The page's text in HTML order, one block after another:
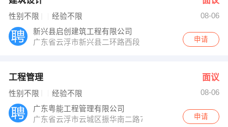
性别不限 经验不限
08-06
新兴县启创建筑工程有限公司
广东省云浮市新兴县二环路西段
申请
工程管理 面议
性别不限 经验不限
08-06
广东粤能工程管理有限公司
广东省云浮市云城区振华南二路70号
申请